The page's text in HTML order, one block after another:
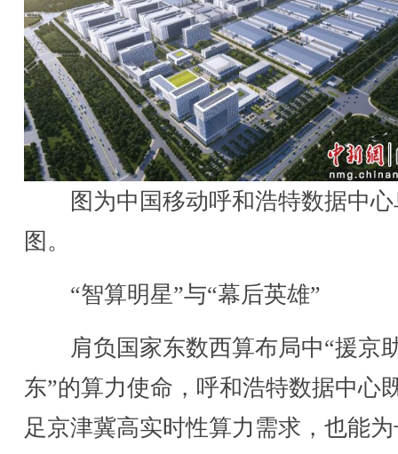
图为中国移动呼和浩特数据中
图。
“智算明星”与“幕后英雄”
肩负国家东数西算布局中“援京
东”的算力使命，呼和浩特数据中心
足京津冀高实时性算力需求，也能